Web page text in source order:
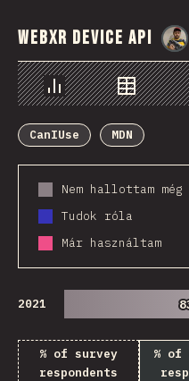
WebXR Device API
Diagramok Adatok
CanIUse
MDN
Nem hallottam
Tudok róla
Már használtam
2021
% of survey
respondents
% of